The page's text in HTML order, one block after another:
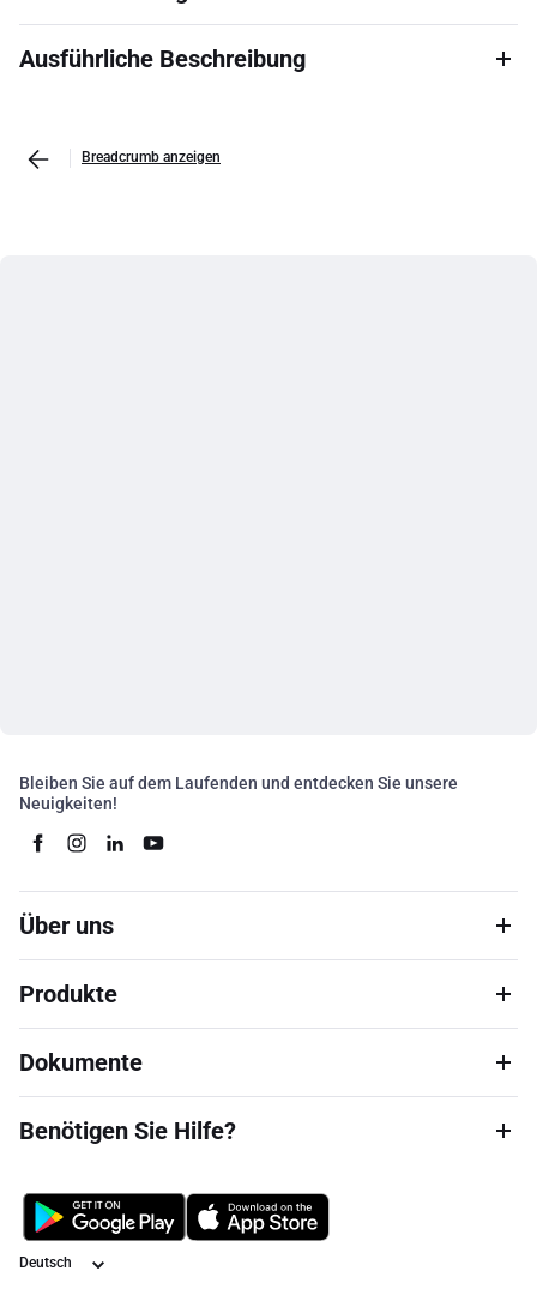
Ausführliche Beschreibung
Breadcrumb anzeigen
Bleiben Sie auf dem Laufenden und entdecken Sie unsere
Neuigkeiten!
Über uns
Produkte
Dokumente
Benötigen Sie Hilfe?
Sprache